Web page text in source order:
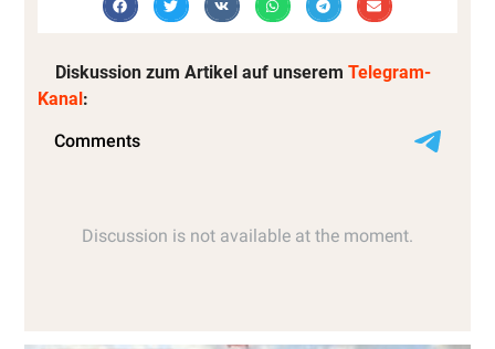
Diskussion zum Artikel auf unserem Telegram-
Kanal: